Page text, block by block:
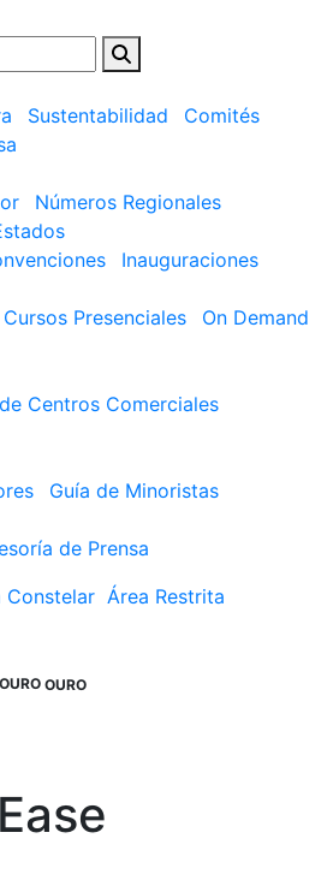
Sustentabilidad
Comités
Números Regionales
Inauguraciones
Cursos Presenciales
On Demand
Centros Comerciales
Guía de Minoristas
de Prensa
Constelar Área Restrita
OURO